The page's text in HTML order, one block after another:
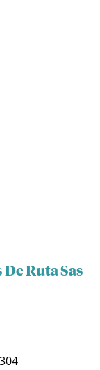
Ruta Sas